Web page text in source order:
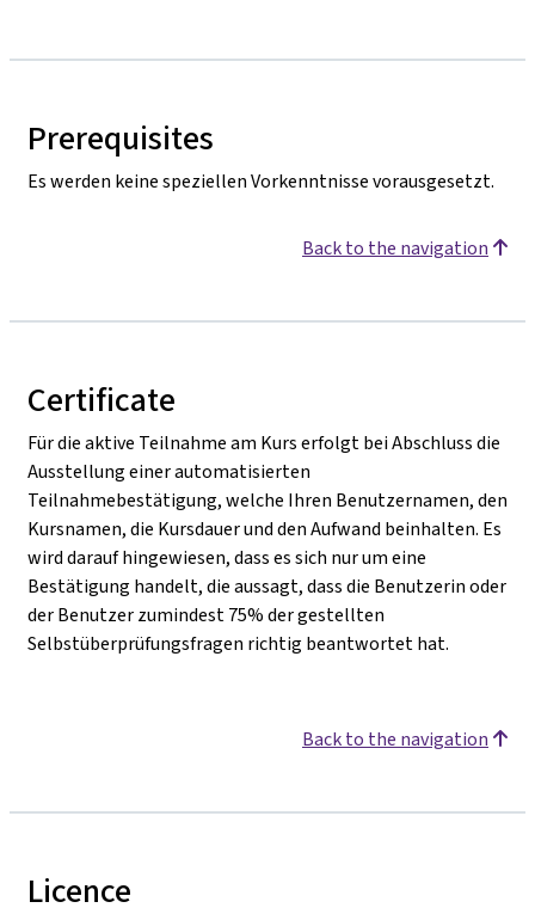
Prerequisites
Es werden keine speziellen Vorkenntnisse vorausgesetzt.
Back to the navigation
Certificate
Für die aktive Teilnahme am Kurs erfolgt bei Abschluss die
Ausstellung einer automatisierten
Teilnahmebestätigung, welche Ihren Benutzernamen, den
Kursnamen, die Kursdauer und den Aufwand beinhalten. Es
wird darauf hingewiesen, dass es sich nur um eine
Bestätigung handelt, die aussagt, dass die Benutzerin oder
der Benutzer zumindest 75% der gestellten
Selbstüberprüfungsfragen richtig beantwortet hat.
Back to the navigation
Licence